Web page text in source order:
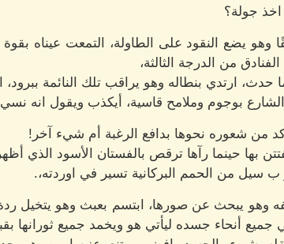
جولة؟
وهو يضع النقود على الطاولة، التمعت عيناه
من الدرجة الثالثة،
حدث، ارتدي بنطاله وهو يراقب تلك النائمة
بوجوم وملامح قاسية، أيكذب ويقول انه
من شعوره نحوها بدافع الرغبة أم شيء آخر!
بها حينما رآها ترقص بالفستان الأسود الذي
سيل من الحمم البركانية تسير في اوردته،.
وهو يبحث عن صورها، ابتسم بعبث وهو يتخيل
أنحاء جسده ليأتي هو ويخمد جميع ثورانها